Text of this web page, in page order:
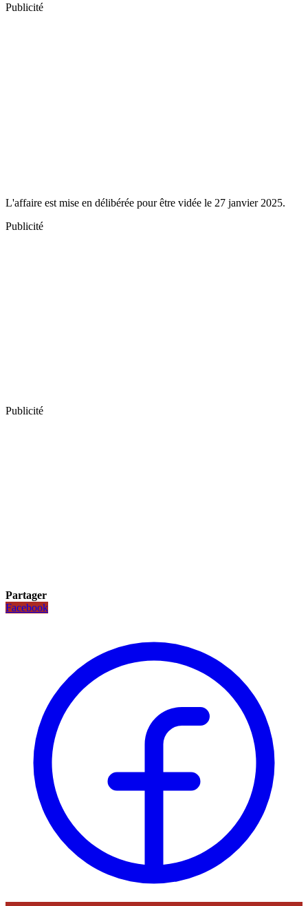
Publicité
L'affaire est mise en délibérée pour être vidée le 27 janvier 2025.
Publicité
Publicité
Partager
Facebook